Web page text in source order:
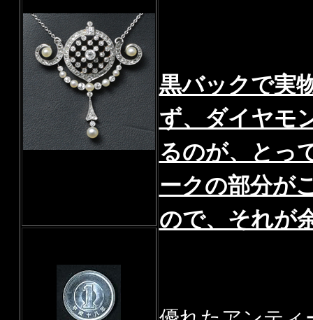
黒バックで実
ず、ダイヤモ
るのが、とっ
ークの部分が
ので、それが